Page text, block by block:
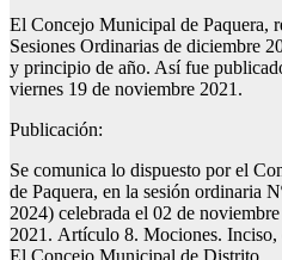
El Concejo Municipal de Paquera,
Sesiones Ordinarias de diciembre
y principio de año. Así fue
viernes 19 de noviembre 2021.
Publicación:
Se comunica lo dispuesto por el
de Paquera, en la sesión ordinaria
2024) celebrada el 02 de
2021. Artículo 8. Mociones. Inciso,